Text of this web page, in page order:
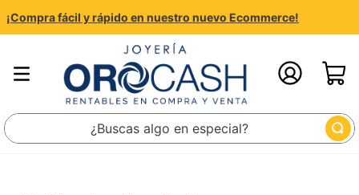
¡Compra fácil y rápido en nuestro nuevo Ecommerce!
¿Buscas algo en especial?